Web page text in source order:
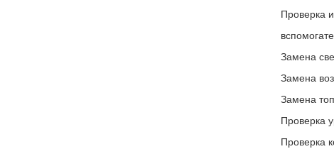
Проверка
Замена
Замена
Замена
Проверка
Проверка